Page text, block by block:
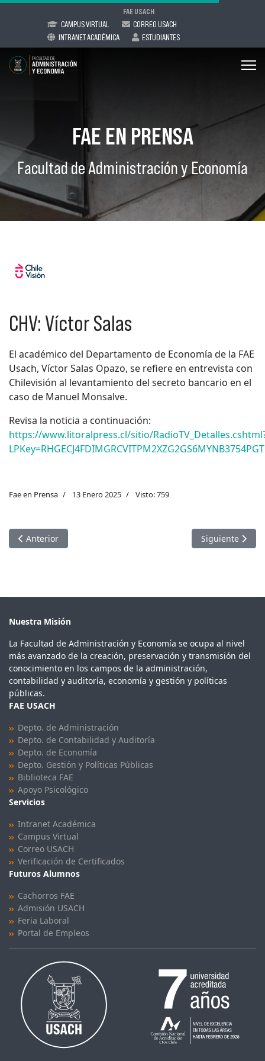
FAE USACH
CAMPUS VIRTUAL
CORREO USACH
INTRANET ACADÉMICA
ESTUDIANTES
FAE EN PRENSA
Facultad de Administración y Economía
CHV: Víctor Salas
El académico del Departamento de Economía de la FAE
Usach, Víctor Salas Opazo, se refiere en entrevista con
Chilevisión al levantamiento del secreto bancario en el
caso de Manuel Monsalve.
Revisa la noticia a continuación:
https://www.litoralpress.cl/sitio/
Fae en Prensa 13 Enero 2025 Visto: 759
Artículo anterior: Radio Bío Bío: Rodrigo Caputo
Anterior Artículo
Siguiente
Nuestra Misión
La Facultad de Administración y Economía se ocupa al nivel
más avanzado de la creación, preservación y transmisión del
conocimiento en los campos de la administración,
contabilidad y auditoría, economía y gestión y políticas
públicas.
FAE USACH
Depto. de Administración
Depto. de Contabilidad y Auditoría
Depto. de Economía
Depto. Gestión y Políticas Públicas
Biblioteca FAE
Apoyo Psicológico
Servicios
Intranet Académica
Campus Virtual
Correo USACH
Verificación de Certificados
Futuros Alumnos
Cachorros FAE
Admisión USACH
Feria Laboral
Portal de Empleos